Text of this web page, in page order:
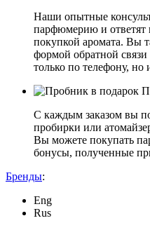
Наши опытные
парфюмерию и ответят
покупкой аромата. Вы
формой обратной связи
только по телефону, но
С каждым заказом вы
пробирки или
Вы можете покупать
бонусы, полученные
Бренды:
Eng
Rus